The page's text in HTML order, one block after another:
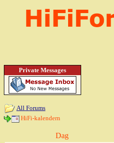
Private Messages
All Forums
HiFi-kalendern
Dag